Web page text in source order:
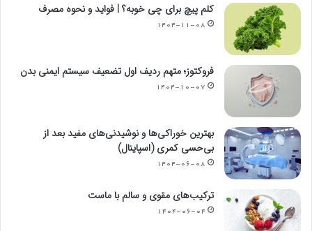
کلم پیچ برای چی خوبه؟ | فواید و نحوه مصرف
۱۴۰۴-۱۱-۰۸
فروکتوز؛ متهم ردیف اول تضعیف سیستم ایمنی بدن
۱۴۰۴-۱۰-۰۷
بهترین خوراکی‌ها و نوشیدنی‌های مفید بعد از
بی‌حسی کمری (اسپاینال)
۱۴۰۴-۰۶-۰۸
ترکیب‌های مقوی و سالم با ماست
۱۴۰۴-۰۶-۰۴